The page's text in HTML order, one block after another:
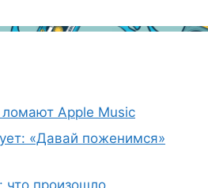
ломают Apple Music
«Давай поженимся»
что произошло